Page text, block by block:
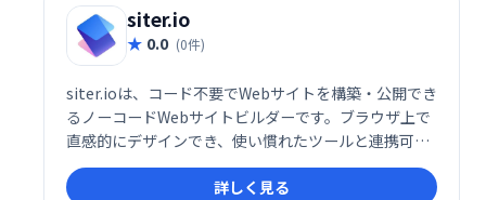
siter.io
0.0 (0件)
siter.ioは、コード不要でWebサイトを構築・公開でき
るノーコードWebサイトビルダーです。ブラウザ上で
直感的にデザインでき、使い慣れたツールと連携可能
です。手軽に、自由度の高いWebサイト制作を実現し
ます。
詳しく見る